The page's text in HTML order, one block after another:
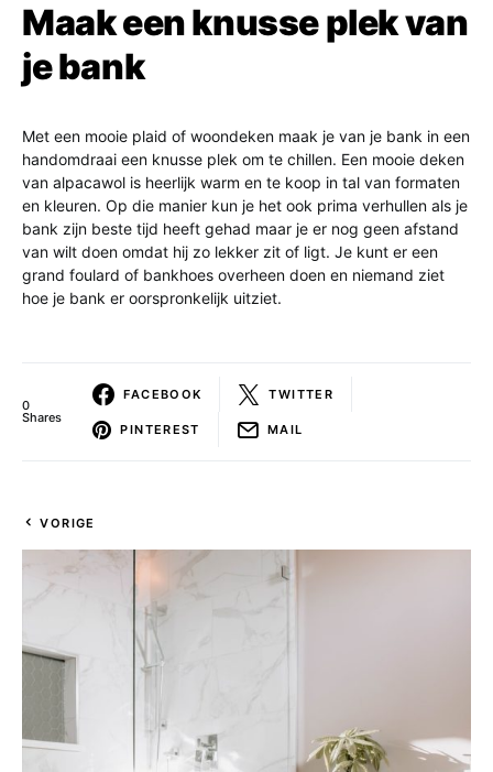
Maak een knusse plek van
je bank
Met een mooie plaid of woondeken maak je van je bank in een
handomdraai een knusse plek om te chillen. Een mooie deken
van alpacawol is heerlijk warm en te koop in tal van formaten
en kleuren. Op die manier kun je het ook prima verhullen als je
bank zijn beste tijd heeft gehad maar je er nog geen afstand
van wilt doen omdat hij zo lekker zit of ligt. Je kunt er een
grand foulard of bankhoes overheen doen en niemand ziet
hoe je bank er oorspronkelijk uitziet.
0
Shares
FACEBOOK TWITTER
PINTEREST MAIL
VORIGE